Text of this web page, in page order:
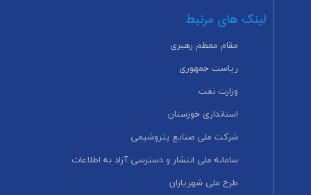
لینک های مرتبط
مقام معظم رهبری
ریاست جمهوری
وزارت نفت
استانداری خوزستان
شرکت ملی صنایع پتروشیمی
سامانه ملی انتشار و دسترسی آزاد به اطلاعات
طرح ملی شهریاران